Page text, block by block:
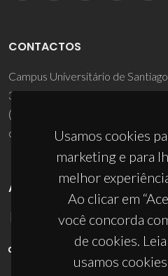
Usamos cookies
marketing e para
melhor
Ao clicar em
você concorda
de cookies.
usamos
CONTACTOS
Campus Universitário de Santiago
3810-193 Aveiro - Portugal
(+351) 234 370 200
ciceco@ua.pt
APOIOS